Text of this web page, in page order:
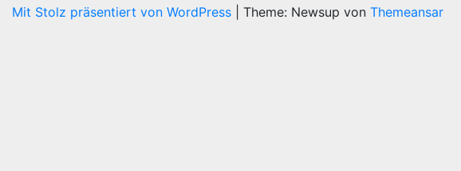
Mit Stolz präsentiert von WordPress
Theme: Newsup von Themeansar